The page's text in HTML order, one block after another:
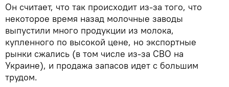
Он считает, что так происходит из-за того, что
некоторое время назад молочные заводы
выпустили много продукции из молока,
купленного по высокой цене, но экспортные
рынки сжались (в том числе из-за СВО на
Украине), и продажа запасов идет с большим
трудом.